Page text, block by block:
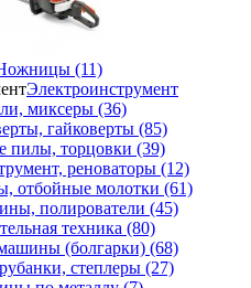
(11)
Электроинструмент
миксеры (36)
гайковерты (85)
пилы, торцовки (39)
реноваторы (12)
отбойные молотки (61)
полирователи (45)
техника (80)
(болгарки) (68)
степлеры (27)